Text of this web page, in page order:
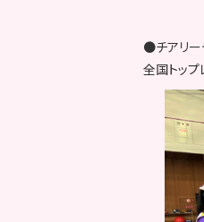
●チアリー
全国トップ